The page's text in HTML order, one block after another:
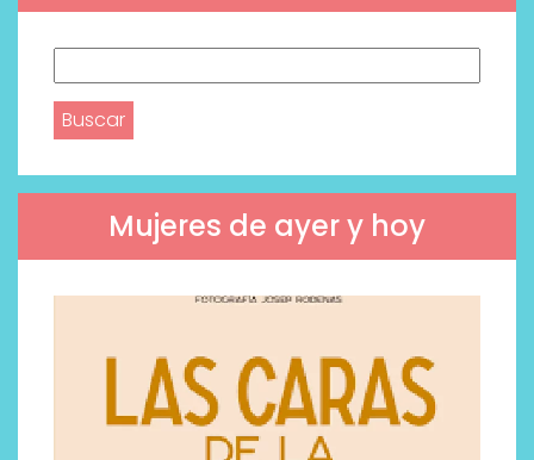
Mujeres de ayer y hoy